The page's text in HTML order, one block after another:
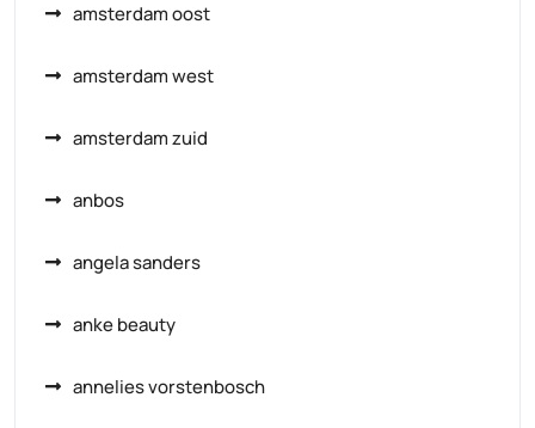
amsterdam oost
amsterdam west
amsterdam zuid
anbos
angela sanders
anke beauty
annelies vorstenbosch